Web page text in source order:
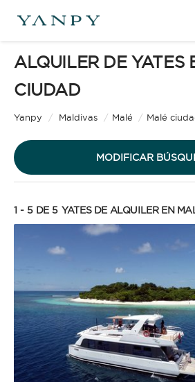
ALQUILER DE YATES
CIUDAD
Yanpy / Maldivas / Malé / Malé
MODIFICAR
Velero
TIPO DE ALQUILER
SIN PATRÓN
1 - 5 DE 5 YATES DE ALQUILER EN